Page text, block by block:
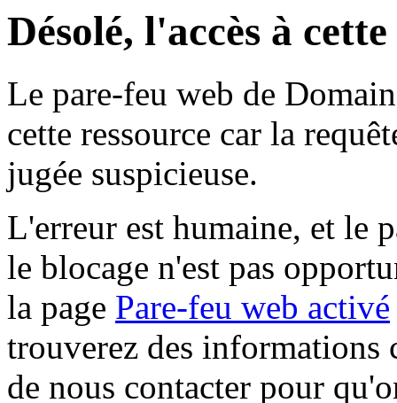
Désolé, l'accès à
Le pare-feu web de
cette ressource car la
jugée suspicieuse.
L'erreur est humaine, et le
le blocage n'est pas
la page Pare-feu web activé
trouverez des informations
de nous contacter pour